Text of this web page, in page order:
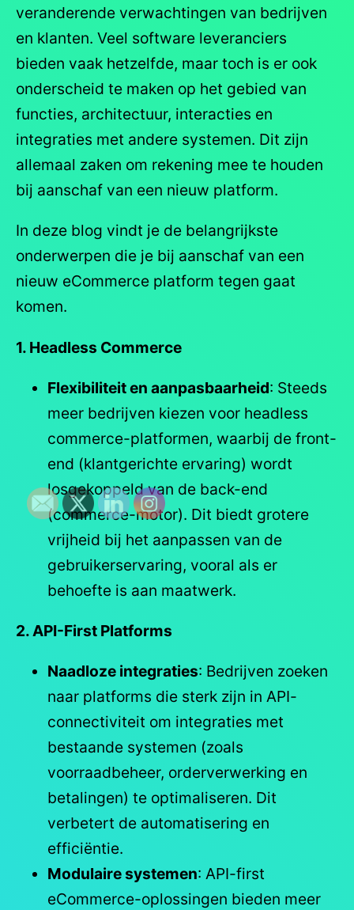
veranderende verwachtingen van bedrijven
en klanten. Veel software leveranciers
bieden vaak hetzelfde, maar toch is er ook
onderscheid te maken op het gebied van
functies, architectuur, interacties en
integraties met andere systemen. Dit zijn
allemaal zaken om rekening mee te houden
bij aanschaf van een nieuw platform.
In deze blog vindt je de belangrijkste
onderwerpen die je bij aanschaf van een
nieuw eCommerce platform tegen gaat
komen.
1. Headless Commerce
Flexibiliteit en aanpasbaarheid: Steeds
meer bedrijven kiezen voor headless
commerce-platformen, waarbij de front-
end (klantgerichte ervaring) wordt
losgekoppeld van de back-end
(commerce-motor). Dit biedt grotere
vrijheid bij het aanpassen van de
gebruikerservaring, vooral als er
behoefte is aan maatwerk.
2. API-First Platforms
Naadloze integraties: Bedrijven zoeken
naar platforms die sterk zijn in API-
connectiviteit om integraties met
bestaande systemen (zoals
voorraadbeheer, orderverwerking en
betalingen) te optimaliseren. Dit
verbetert de automatisering en
efficiëntie.
Modulaire systemen: API-first
eCommerce-oplossingen bieden meer